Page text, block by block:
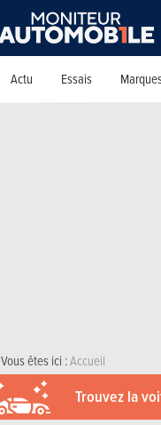
Actu Essais
Vous êtes ici :Accueil
Trouvez la